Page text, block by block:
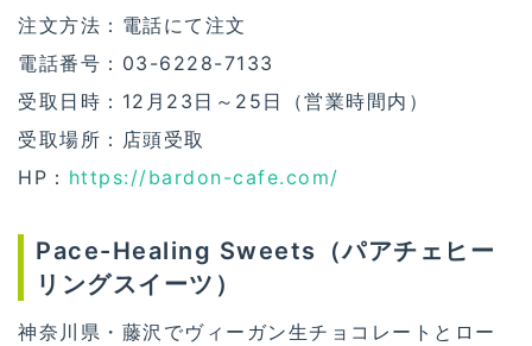
注文方法：電話にて注文
電話番号：03-6228-7133
受取日時：12月23日～25日（営業時間内）
受取場所：店頭受取
HP： https://bardon-cafe.com/
Pace-Healing Sweets（パアチェヒー
リングスイーツ）
神奈川県・藤沢でヴィーガン生チョコレートとロー